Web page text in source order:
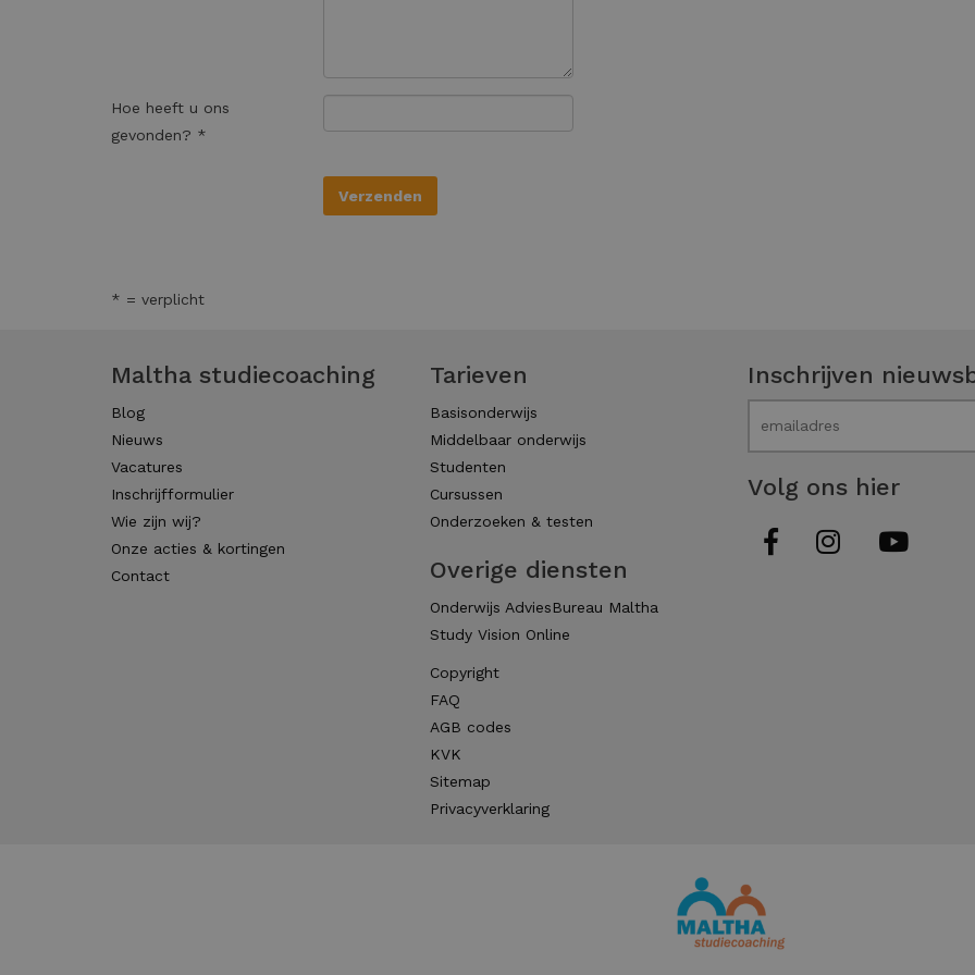
Hoe heeft u ons
gevonden? *
* = verplicht
Maltha studiecoaching
Blog
Nieuws
Vacatures
Inschrijfformulier
Wie zijn wij?
Onze acties & kortingen
Contact
Tarieven
Basisonderwijs
Middelbaar onderwijs
Studenten
Cursussen
Onderzoeken & testen
Overige diensten
Onderwijs AdviesBureau Maltha
Study Vision Online
Copyright
FAQ
AGB codes
KVK
Sitemap
Privacyverklaring
Inschrijven
Volg ons hier